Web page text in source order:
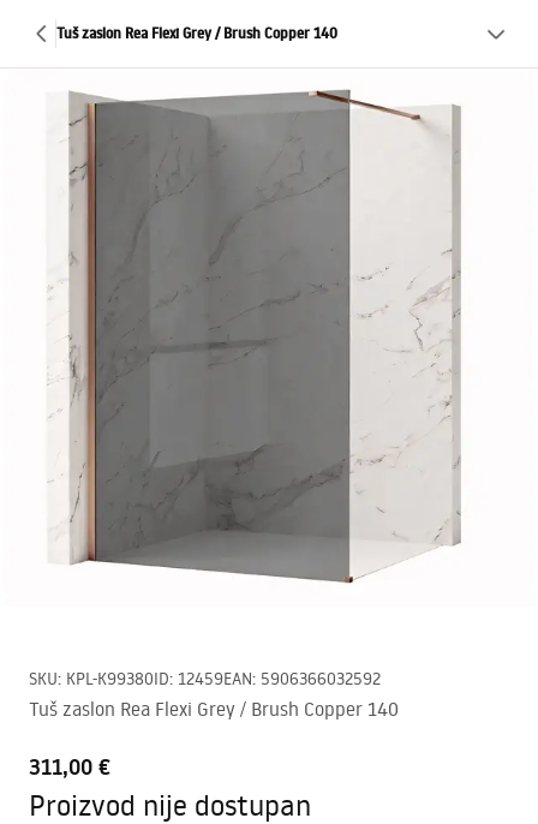
Tuš zaslon Rea Flexi Grey / Brush Copper 140
SKU: KPL-K99380ID: 12459EAN: 5906366032592
Tuš zaslon Rea Flexi Grey / Brush Copper 140
311,00 €
Proizvod nije dostupan